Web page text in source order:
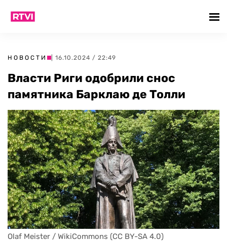
НОВОСТИ | 16.10.2024 / 22:49
Власти Риги одобрили снос
памятника Барклаю де Толли
Olaf Meister / WikiCommons (CC BY-SA 4.0)